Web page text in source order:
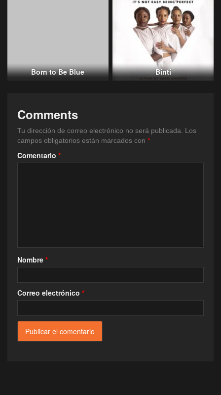
Born to Be Blue Binti
Comments
Tu dirección de correo electrónico no será publicada.
Los
campos obligatorios están marcados con *
Comentario *
Nombre *
Correo electrónico *